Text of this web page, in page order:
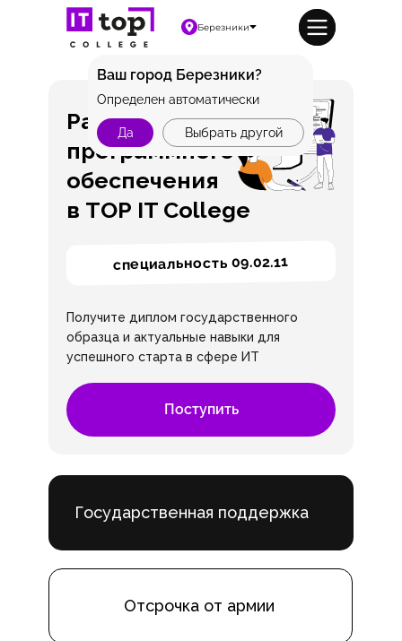
Березники
Ваш город Березники?
Да Выбрать другой
Определен автоматически
специальность 09.02.11
Получите диплом государственного
образца и актуальные навыки для
успешного старта в сфере ИТ
Разработка
программного
обеспечения
в TOP IT College
Поступить
Отсрочка от армии
Государственная поддержка